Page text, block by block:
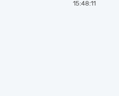
15:48:11